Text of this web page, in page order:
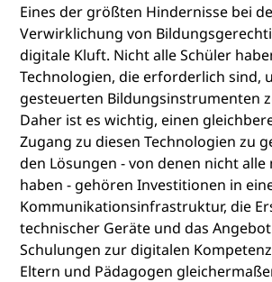
Eines der größten Hindernisse bei
Verwirklichung von
digitale Kluft. Nicht alle Schüler
Technologien, die erforderlich sind,
gesteuerten Bildungsinstrumenten
Daher ist es wichtig, einen
Zugang zu diesen Technologien zu
den Lösungen - von denen nicht alle
haben - gehören Investitionen in
Kommunikationsinfrastruktur, die
technischer Geräte und das
Schulungen zur digitalen
Eltern und Pädagogen